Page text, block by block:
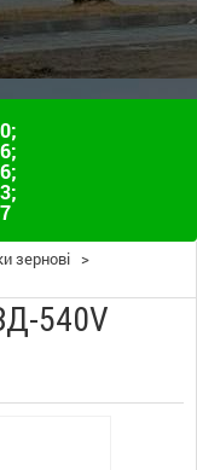
;
;
;
;
зернові >
540V